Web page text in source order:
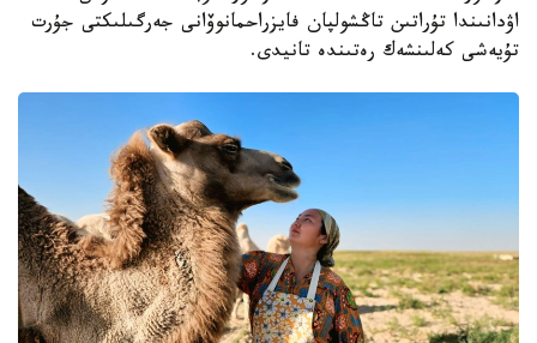
اۋدانىندا تۇراتىن تاڭشولپان فايزراحمانوۆانى جەرگىلىكتى جۇرت
تۇيەشى كەلىنشەك رەتىندە تانيدى.